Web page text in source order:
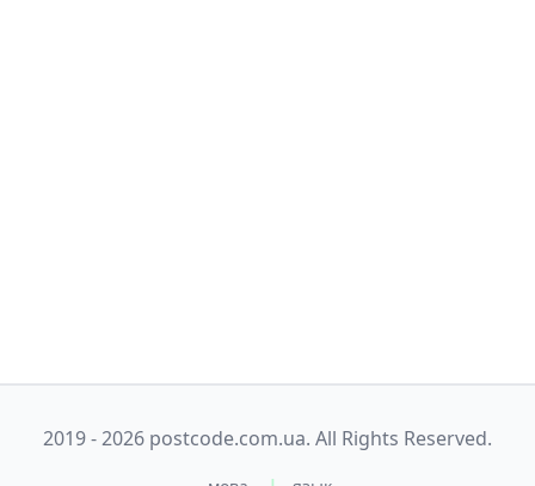
2019 - 2026 postcode.com.ua. All Rights Reserved.